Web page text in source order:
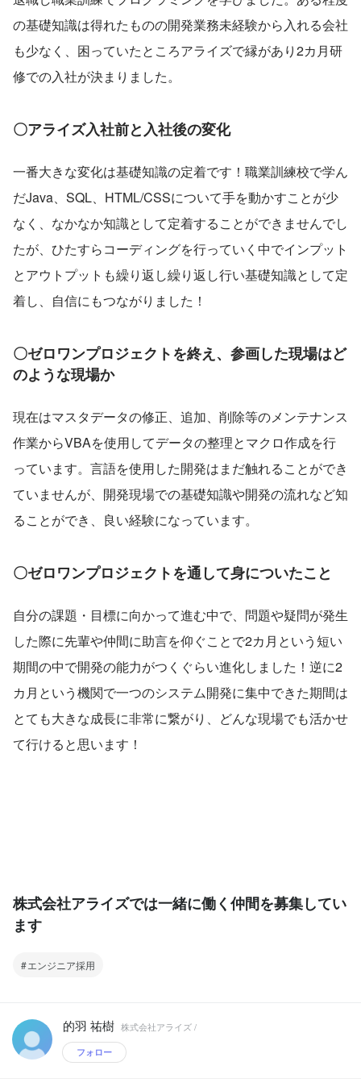
の基礎知識は得れたものの開発業務未経験から入れる会社
も少なく、困っていたところアライズで縁があり2カ月研
修での入社が決まりました。
〇アライズ入社前と入社後の変化
一番大きな変化は基礎知識の定着です！職業訓練校で学ん
だJava、SQL、HTML/CSSについて手を動かすことが少
なく、なかなか知識として定着することができませんでし
たが、ひたすらコーディングを行っていく中でインプット
とアウトプットも繰り返し繰り返し行い基礎知識として定
着し、自信にもつながりました！
〇ゼロワンプロジェクトを終え、参画した現場はど
のような現場か
現在はマスタデータの修正、追加、削除等のメンテナンス
作業からVBAを使用してデータの整理とマクロ作成を行
っています。言語を使用した開発はまだ触れることができ
ていませんが、開発現場での基礎知識や開発の流れなど知
ることができ、良い経験になっています。
〇ゼロワンプロジェクトを通して身についたこと
自分の課題・目標に向かって進む中で、問題や疑問が発生
した際に先輩や仲間に助言を仰ぐことで2カ月という短い
期間の中で開発の能力がつくぐらい進化しました！逆に2
カ月という機関で一つのシステム開発に集中できた期間は
とても大きな成長に非常に繋がり、どんな現場でも活かせ
て行けると思います！
株式会社アライズでは一緒に働く仲間を募集してい
ます
エンジニア採用
的羽 祐樹 株式会社アライズ /
フォロー